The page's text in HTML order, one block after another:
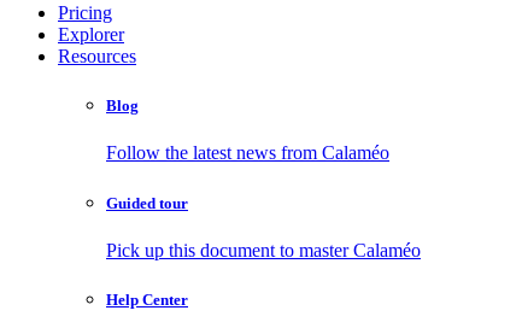
Pricing
Explorer
Resources
Blog
Follow the latest news from Calaméo
Guided tour
Pick up this document to master Calaméo
Help Center